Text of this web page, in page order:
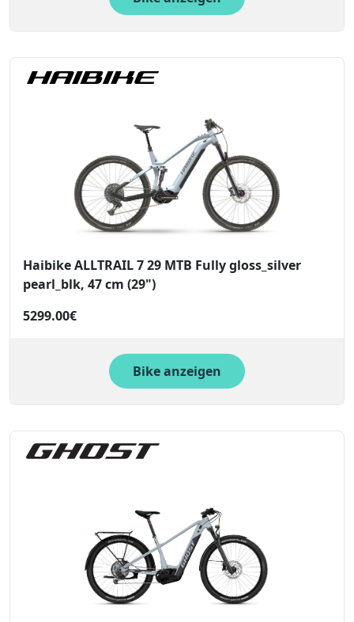
Haibike ALLTRAIL 7 29 MTB Fully gloss_silver
pearl_blk, 47 cm (29")
5299.00€
Bike anzeigen